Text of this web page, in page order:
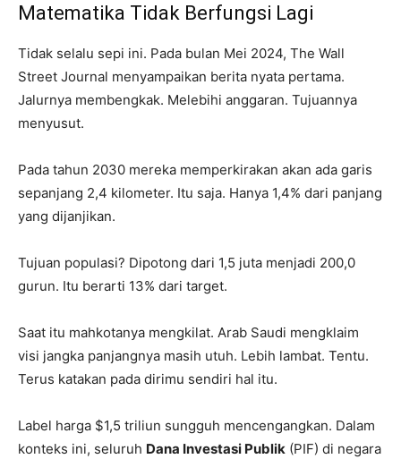
Matematika Tidak Berfungsi Lagi
Tidak selalu sepi ini. Pada bulan Mei 2024, The Wall
Street Journal menyampaikan berita nyata pertama.
Jalurnya membengkak. Melebihi anggaran. Tujuannya
menyusut.
Pada tahun 2030 mereka memperkirakan akan ada garis
sepanjang 2,4 kilometer. Itu saja. Hanya 1,4% dari panjang
yang dijanjikan.
Tujuan populasi? Dipotong dari 1,5 juta menjadi 200,0
gurun. Itu berarti 13% dari target.
Saat itu mahkotanya mengkilat. Arab Saudi mengklaim
visi jangka panjangnya masih utuh. Lebih lambat. Tentu.
Terus katakan pada dirimu sendiri hal itu.
Label harga $1,5 triliun sungguh mencengangkan. Dalam
konteks ini, seluruh Dana Investasi Publik (PIF) di negara